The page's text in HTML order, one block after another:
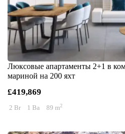
Люксовые апартаменты 2+1 в
мариной на 200 яхт
£419,869
2 Br 1 Ba 89 m2